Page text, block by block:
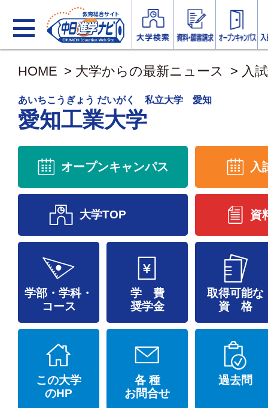
HOME > 大学からの最新ニュース > 入
あいちこうぎょう だいがく 私立大学 愛知
愛知工業大学
オープンキャンパス 入
資
大学TOP
学部・学科・
コース
学 費
奨学金
取得可能な
資 格
この大学
のHP
各 種
お問合せ
過去問